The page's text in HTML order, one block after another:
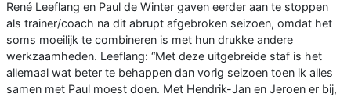
René Leeflang en Paul de Winter gaven eerder aan te stoppen
als trainer/coach na dit abrupt afgebroken seizoen, omdat het
soms moeilijk te combineren is met hun drukke andere
werkzaamheden. Leeflang: “Met deze uitgebreide staf is het
allemaal wat beter te behappen dan vorig seizoen toen ik alles
samen met Paul moest doen. Met Hendrik-Jan en Jeroen er bij,